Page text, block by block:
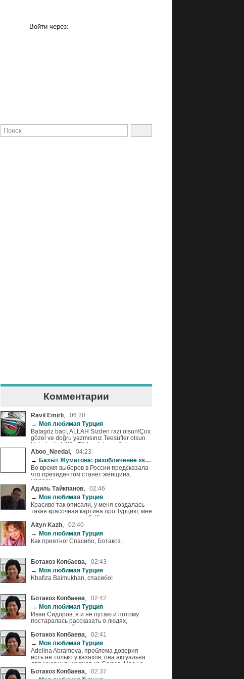
Войти через:
Комментарии
Ravil Emirli, 06:20
→ Моя любимая Турция
Batagöz bacı, ALLAH Sizden razı olsun!Çox
gözel ve doğru yazmısınız.Teesüfler olsun
ki, hele de bütün Türk xalqlarını özünə
qardaş bilmeyenler çoxdu, ve bunun bir
çıxış yolu birbirimizle aileler qurmaqdır, qız
alıb, qız vermekdir.Menim Anam Tatar Türkü,
Atam Azerbaycan Türkü, Kazak Elində,
Manqıstauda, Aktauda anadan olmuşam,
Elimi, Türkiyemi, bütün Türk Ellerini sevirem,
hamısı menimdir, hamımız bir Milletik,
sadəcə Xalqlara bölünmüşük.Kendinize iyi
bakın!ALLAH Sizi ve Ailenizi
qorusun!ALLAH Türkü qorusun!
Aboo_Needal , 04:23
→
Бахыт Жуматова: разоблачение «казахской Ванги»
Во время выборов в России предсказала
что президентом станет женщина.
маразм.
Адиль Тайкпанов
02:46
→ Моя любимая Турция
Красиво так описали, у меня создалась
такая красочная картина про Турцию, мне
понравилось, спасибо!!! вот так надо
гордится и любить Казахстан, в ее
мелочах, соседях, людях, природе и
достопримечательностей. И Россию,
Украину и другие страны ведь везде
Altyn Kazh, 02:40
→
Моя любимая Турция
Как приятно! Спасибо, Ботакоз.
Ботакоз Копбаева
02:43
→ Моя любимая Турция
Khafiza Baimukhan, спасибо!
Ботакоз Копбаева, 02:42
→ Моя любимая Турция
Иван Сидоров, я и не путаю и потому
постаралась рассказать о людях,
живущих в этой стране.
Ботакоз Копбаева, 02:41
→
Моя любимая Турция
Adelina Abramova, проблема доверия
есть не только у казахов, она актуальна
для многих выходцев из Союза. Нас не
учили уважать себя. Отсюда и недоверие,
ведь доверие - одна из возможностей
Ботакоз Копбаева
02:37